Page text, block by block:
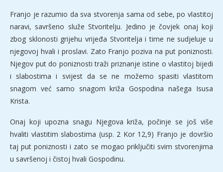
Franjo je razumio da sva stvorenja sama od sebe, po vlastitoj
naravi, savršeno služe Stvoritelju. Jedino je čovjek onaj koji
zbog sklonosti grijehu vrijeđa Stvoritelja i time ne sudjeluje u
njegovoj hvali i proslavi. Zato Franjo poziva na put poniznosti.
Njegov put do poniznosti traži priznanje istine o vlastitoj bijedi
i slabostima i svijest da se ne možemo spasiti vlastitom
snagom već samo snagom križa Gospodina našega Isusa
Krista.
Onaj koji upozna snagu Njegova križa, počinje se još više
hvaliti vlastitim slabostima (usp. 2 Kor 12,9) Franjo je dovršio
taj put poniznosti i zato se mogao priključiti svim stvorenjima
u savršenoj i čistoj hvali Gospodinu.